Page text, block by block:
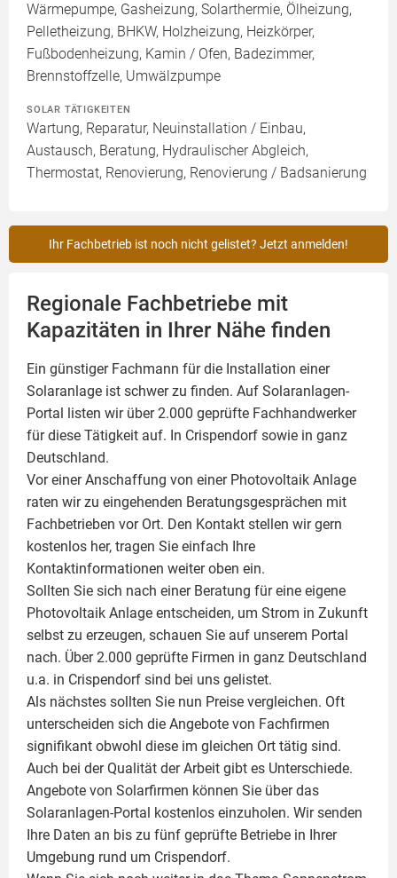
Wärmepumpe, Gasheizung, Solarthermie, Ölheizung,
Pelletheizung, BHKW, Holzheizung, Heizkörper,
Fußbodenheizung, Kamin / Ofen, Badezimmer,
Brennstoffzelle, Umwälzpumpe
SOLAR TÄTIGKEITEN
Wartung, Reparatur, Neuinstallation / Einbau,
Austausch, Beratung, Hydraulischer Abgleich,
Thermostat, Renovierung, Renovierung / Badsanierung
Ihr Fachbetrieb ist noch nicht gelistet? Jetzt anmelden!
Regionale Fachbetriebe mit
Kapazitäten in Ihrer Nähe finden
Ein günstiger Fachmann für die Installation einer
Solaranlage ist schwer zu finden. Auf Solaranlagen-
Portal listen wir über 2.000 geprüfte Fachhandwerker
für diese Tätigkeit auf. In Crispendorf sowie in ganz
Deutschland.
Vor einer Anschaffung von einer Photovoltaik Anlage
raten wir zu eingehenden Beratungsgesprächen mit
Fachbetrieben vor Ort. Den Kontakt stellen wir gern
kostenlos her, tragen Sie einfach Ihre
Kontaktinformationen weiter oben ein.
Sollten Sie sich nach einer Beratung für eine eigene
Photovoltaik Anlage entscheiden, um Strom in Zukunft
selbst zu erzeugen, schauen Sie auf unserem Portal
nach. Über 2.000 geprüfte Firmen in ganz Deutschland
u.a. in Crispendorf sind bei uns gelistet.
Als nächstes sollten Sie nun Preise vergleichen. Oft
unterscheiden sich die Angebote von Fachfirmen
signifikant obwohl diese im gleichen Ort tätig sind.
Auch bei der Qualität der Arbeit gibt es Unterschiede.
Angebote von Solarfirmen können Sie über das
Solaranlagen-Portal kostenlos einzuholen. Wir senden
Ihre Daten an bis zu fünf geprüfte Betriebe in Ihrer
Umgebung rund um Crispendorf.